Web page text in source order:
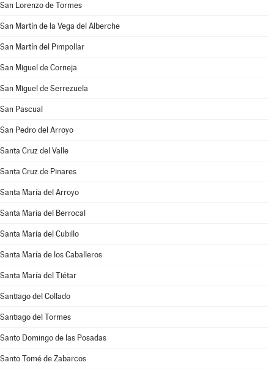
San Lorenzo de Tormes
San Martín de la Vega del Alberche
San Martín del Pimpollar
San Miguel de Corneja
San Miguel de Serrezuela
San Pascual
San Pedro del Arroyo
Santa Cruz del Valle
Santa Cruz de Pinares
Santa María del Arroyo
Santa María del Berrocal
Santa María del Cubillo
Santa María de los Caballeros
Santa María del Tiétar
Santiago del Collado
Santiago del Tormes
Santo Domingo de las Posadas
Santo Tomé de Zabarcos